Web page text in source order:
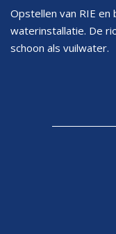
Opstellen van RIE
waterinstallatie. De
schoon als vuilwater.